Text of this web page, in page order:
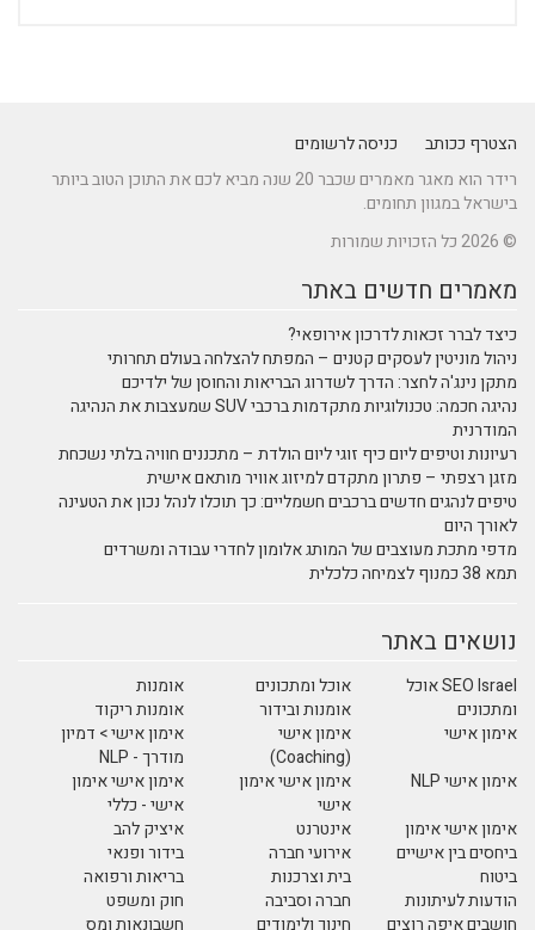
הצטרף ככותב
כניסה לרשומים
רידר הוא מאגר מאמרים שכבר 20 שנה מביא לכם את התוכן הטוב ביותר
בישראל במגוון תחומים.
© 2026 כל הזכויות שמורות
מאמרים חדשים באתר
כיצד לברר זכאות לדרכון אירופאי?
ניהול מוניטין לעסקים קטנים – המפתח להצלחה בעולם תחרותי
מתקן נינג'ה לחצר: הדרך לשדרוג הבריאות והחוסן של ילדיכם
נהיגה חכמה: טכנולוגיות מתקדמות ברכבי SUV שמעצבות את הנהיגה
המודרנית
רעיונות וטיפים ליום כיף זוגי ליום הולדת – מתכננים חוויה בלתי נשכחת
מזגן רצפתי – פתרון מתקדם למיזוג אוויר מותאם אישית
טיפים לנהגים חדשים ברכבים חשמליים: כך תוכלו לנהל נכון את הטעינה
לאורך היום
מדפי מתכת מעוצבים של המותג אלומון לחדרי עבודה ומשרדים
תמא 38 כמנוף לצמיחה כלכלית
נושאים באתר
SEO Israel אוכל
ומתכונים
אוכל ומתכונים
אומנות
אומנות ובידור
אומנות ריקוד
אימון אישי
אימון אישי
(Coaching)
אימון אישי > דמיון
מודרך - NLP
אימון אישי NLP
אימון אישי אימון
אישי
אימון אישי אימון
אישי - כללי
אימון אישי אימון
ביחסים בין אישיים
אינטרנט
איציק להב
אירועי חברה
בידור ופנאי
ביטוח
בית וצרכנות
בריאות ורפואה
הודעות לעיתונות
חברה וסביבה
חוק ומשפט
חושבים איפה רוצים
חינוך ולימודים חשבונאות ומס